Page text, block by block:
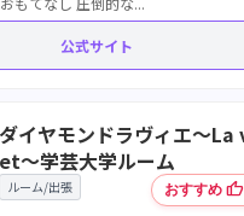
公式サイト
ダイヤモンドラヴィエ〜La
et〜学芸大学ルーム
ルーム/出張 おすすめ thumb_up